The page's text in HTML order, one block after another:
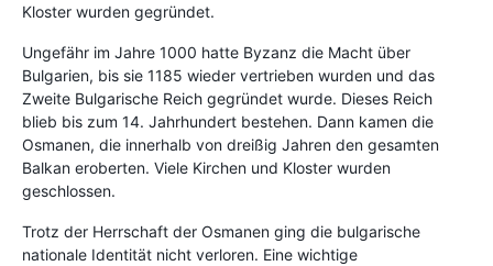
Kloster wurden gegründet.
Ungefähr im Jahre 1000 hatte Byzanz die Macht über
Bulgarien, bis sie 1185 wieder vertrieben wurden und das
Zweite Bulgarische Reich gegründet wurde. Dieses Reich
blieb bis zum 14. Jahrhundert bestehen. Dann kamen die
Osmanen, die innerhalb von dreißig Jahren den gesamten
Balkan eroberten. Viele Kirchen und Kloster wurden
geschlossen.
Trotz der Herrschaft der Osmanen ging die bulgarische
nationale Identität nicht verloren. Eine wichtige